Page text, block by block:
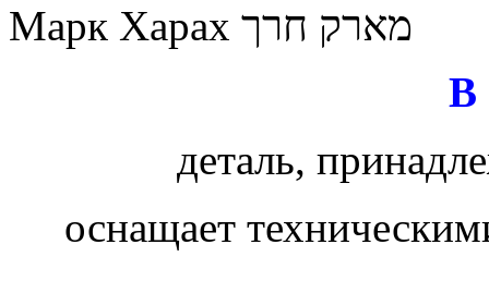
Марк Харах מארק חרך
В
деталь,
оснащает